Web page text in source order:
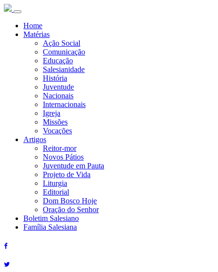
Home
Matérias
Ação Social
Comunicação
Educação
Salesianidade
História
Juventude
Nacionais
Internacionais
Igreja
Missões
Vocações
Artigos
Reitor-mor
Novos Pátios
Juventude em Pauta
Projeto de Vida
Liturgia
Editorial
Dom Bosco Hoje
Oração do Senhor
Boletim Salesiano
Família Salesiana